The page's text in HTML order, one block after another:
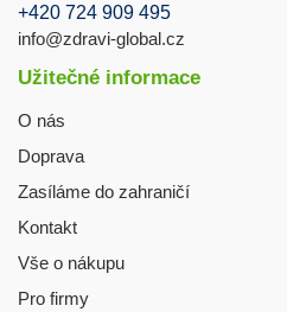
+420 724 909 495
info@zdravi-global.cz
Užitečné informace
O nás
Doprava
Zasíláme do zahraničí
Kontakt
Vše o nákupu
Pro firmy